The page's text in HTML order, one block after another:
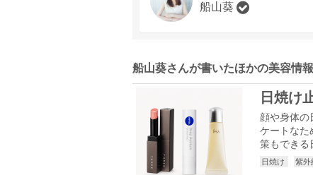
船山葵
船山葵さんが書いたほかの美容情
日焼け
顔や身体の
ケートなた
策もできる
日焼け 紫外